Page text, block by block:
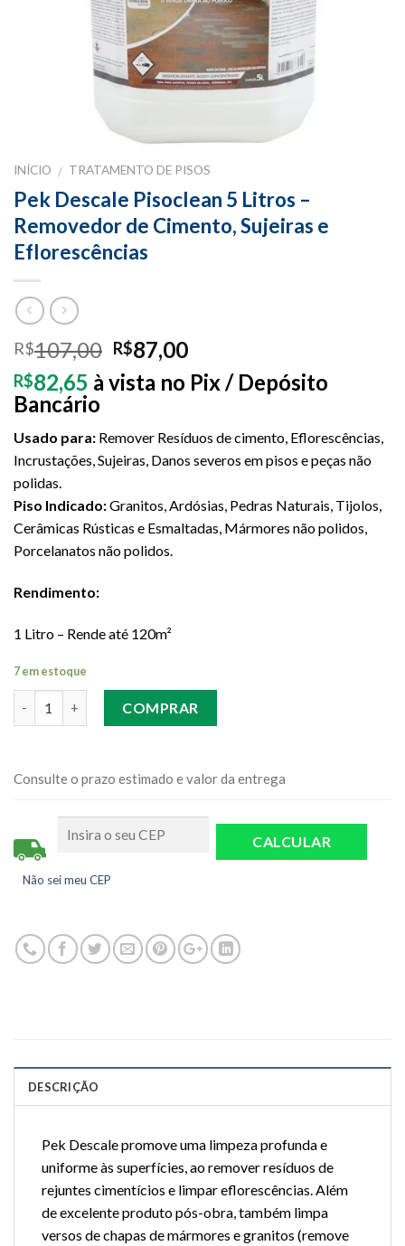
INÍCIO / TRATAMENTO DE PISOS
Pek Descale Pisoclean 5 Litros –
Removedor de Cimento, Sujeiras e
Eflorescências
R$107,00 R$87,00
R$82,65 à vista no Pix / Depósito
Bancário
Usado para: Remover Resíduos de cimento, Eflorescências,
Incrustações, Sujeiras, Danos severos em pisos e peças não
polidas.
Piso Indicado:Granitos, Ardósias, Pedras Naturais, Tijolos,
Cerâmicas Rústicas e Esmaltadas, Mármores não polidos,
Porcelanatos não polidos.
Rendimento:
1 Litro – Rende até 120m²
7 em estoque
COMPRAR
Consulte o prazo estimado e valor da entrega
Não sei meu CEP
DESCRIÇÃO
Pek Descale promove uma limpeza profunda e
uniforme às superfícies, ao remover resíduos de
rejuntes cimentícios e limpar eflorescências. Além
de excelente produto pós-obra, também limpa
versos de chapas de mármores e granitos (remove